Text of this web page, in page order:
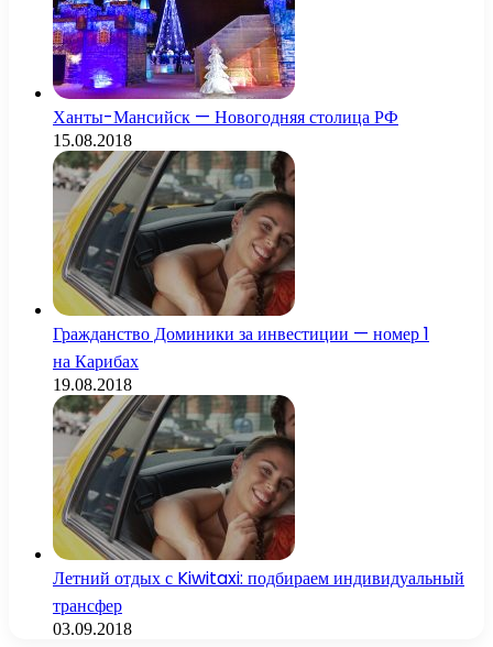
Ханты-Мансийск — Новогодняя столица РФ
15.08.2018
Гражданство Доминики за инвестиции — номер 1
на Карибах
19.08.2018
Летний отдых с Kiwitaxi: подбираем индивидуальный
трансфер
03.09.2018